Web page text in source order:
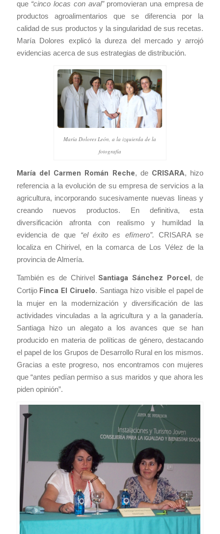
que “cinco locas con aval”promovieran una empresa de
productos agroalimentarios que se diferencia por la
calidad de sus productos y la singularidad de sus recetas.
María Dolores explicó la dureza del mercado y arrojó
evidencias acerca de sus estrategias de distribución.
María Dolores León, a la izquierda de la
fotografía
María del Carmen Román Reche, de CRISARA, hizo
referencia a la evolución de su empresa de servicios a la
agricultura, incorporando sucesivamente nuevas líneas y
creando nuevos productos. En definitiva, esta
diversificación afronta con realismo y humildad la
evidencia de que “el éxito es efímero”. CRISARA se
localiza en Chirivel, en la comarca de Los Vélez de la
provincia de Almería.
También es de ChirivelSantiaga Sánchez Porcel , de
Cortijo Finca El Ciruelo. Santiaga hizo visible el papel de
la mujer en la modernización y diversificación de las
actividades vinculadas a la agricultura y a la ganadería.
Santiaga hizo un alegato a los avances que se han
producido en materia de políticas de género, destacando
el papel de los Grupos de Desarrollo Rural en los mismos.
Gracias a este progreso, nos encontramos con mujeres
que “antes pedían permiso a sus maridos y que ahora les
piden opinión”.